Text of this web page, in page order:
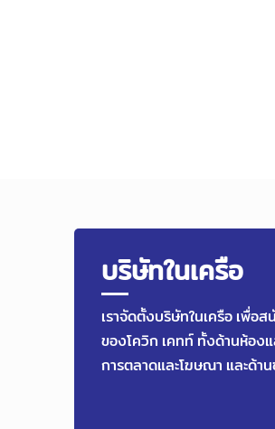
บริษัทในเครือ
เราจัดตั้งบริษัทในเครือ เพื่อ
ของโควิก เคทท์ ทั้งด้านห้อง
การตลาดและโฆษณา และด้า